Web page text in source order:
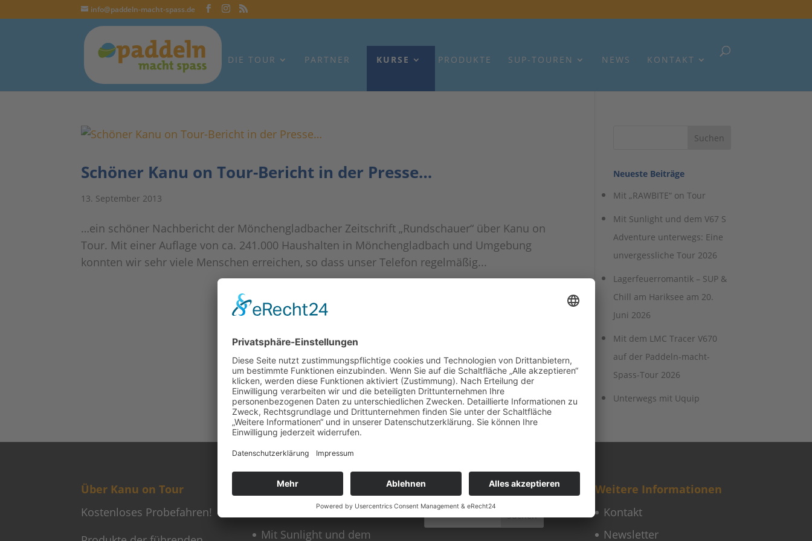
info@paddeln-macht-spass.de
DIE TOUR PARTNER KURSE PRODUKTE SUP-TOUREN NEWS KONTAKT
Schöner Kanu on Tour-Bericht in der Presse…
13. September 2013
…ein schöner Nachbericht der Mönchengladbacher Zeitschrift „Rundschauer“ über Kanu on
Tour. Mit einer Auflage von ca. 241.000 Haushalten in Mönchengladbach und Umgebung
konnten wir sehr viele Menschen erreichen, so dass unser Telefon regelmäßig...
Neueste Beiträge
Mit „RAWBITE“ on Tour
Mit Sunlight und dem V67 S
Adventure unterwegs: Eine
unvergessliche Tour 2026
Lagerfeuerromantik – SUP &
Chill am Hariksee am 20.
Juni 2026
Mit dem LMC Tracer V670
auf der Paddeln-macht-
Spass-Tour 2026
Unterwegs mit Uquip
Über Kanu on Tour
Kostenloses Probefahren!
Neueste Beiträge
Mit „RAWBITE“ on Tour
Mit Sunlight und dem
Suchen & Finden
Weitere Informationen
Kontakt
Newsletter